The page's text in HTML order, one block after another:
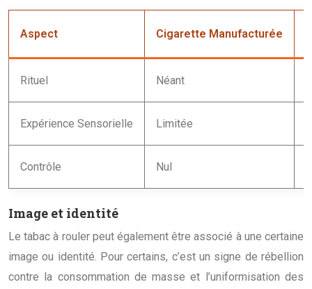
Aspect Cigarette Manufacturée
Rituel Néant
Expérience Sensorielle Limitée
Contrôle Nul
Image et identité
Le tabac à rouler peut également être associé à une certaine
image ou identité. Pour certains, c’est un signe de rébellion
contre la consommation de masse et l’uniformisation des